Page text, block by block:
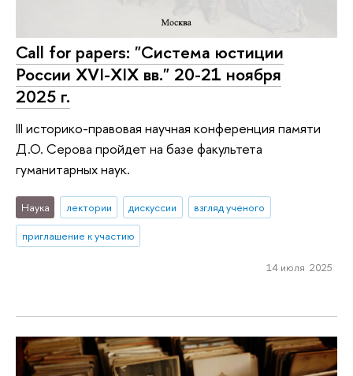
Call for papers: "Система юстиции
России XVI-XIX вв." 20-21 ноября
2025 г.
III историко-правовая научная конференция памяти
Д.О. Серова пройдет на базе факультета
гуманитарных наук.
Наука лектории дискуссии
взгляд ученого
приглашение к участию
14 июля 2025